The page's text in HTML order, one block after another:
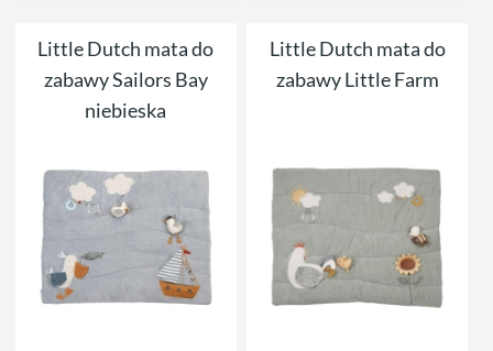
Little Dutch mata do
zabawy Sailors Bay
niebieska
Little Dutch mata do
zabawy Little Farm